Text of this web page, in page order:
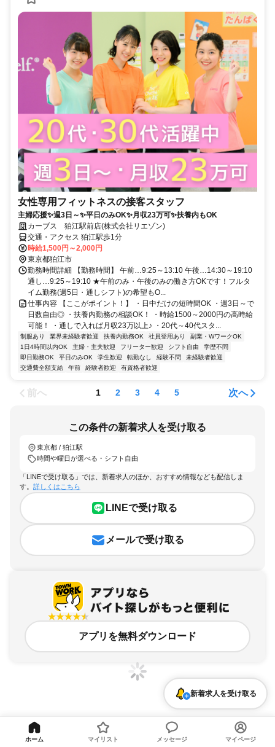
女性専用フィットネスの接客スタッフ
主婦応援✨週3日～✨平日のみOK✨月収23万可✨扶養内もOK
カーブス 狛江駅前店(株式会社リエゾン)
交通・アクセス 狛江駅歩1分
時給1,500円～2,000円
東京都狛江市
勤務時間詳細 【勤務時間】 午前…9:25～13:10 午後…14:30～19:10
通し…9:25～19:10 ★午前のみ・午後のみの働き方OKです！フルタ
イム勤務(週5日・通しシフト)の希望もO...
仕事内容 【ここがポイント！】 ・日中だけの短時間OK ・週3日～で
日数自由◎ ・扶養内勤務の相談OK！ ・時給1500～2000円の高時給
可能！ ・通しで入れば月収23万以上♪ ・20代～40代スタ...
制服あり 業界未経験者歓迎 扶養内勤務OK 社員登用あり
副業・WワークOK
1日4時間以内OK
主婦・主夫歓迎 フリーター歓迎 シフト自由
学歴不問
即日勤務OK
平日のみOK 学生歓迎 転勤なし 経験不問
未経験者歓迎
交通費全額支給
午前 経験者歓迎 有資格者歓迎
前へ 1 2 3 4 5 次へ
この条件の新着求人を受け取る
東京都 / 狛江駅
時間や曜日が選べる・シフト自由
「LINEで受け取る」では、新着求人のほか、おすすめ情報なども配信しま
す。 詳しくはこちら
LINEで受け取る
メールで受け取る
アプリを無料ダウンロード
東京都、狛江駅、時間や曜日が選べる・シフト自由のアルバイト・バイト求人情報
求人の詳細を表示
新着求人を受け取る
ホーム マイリスト メッセージ マイページ